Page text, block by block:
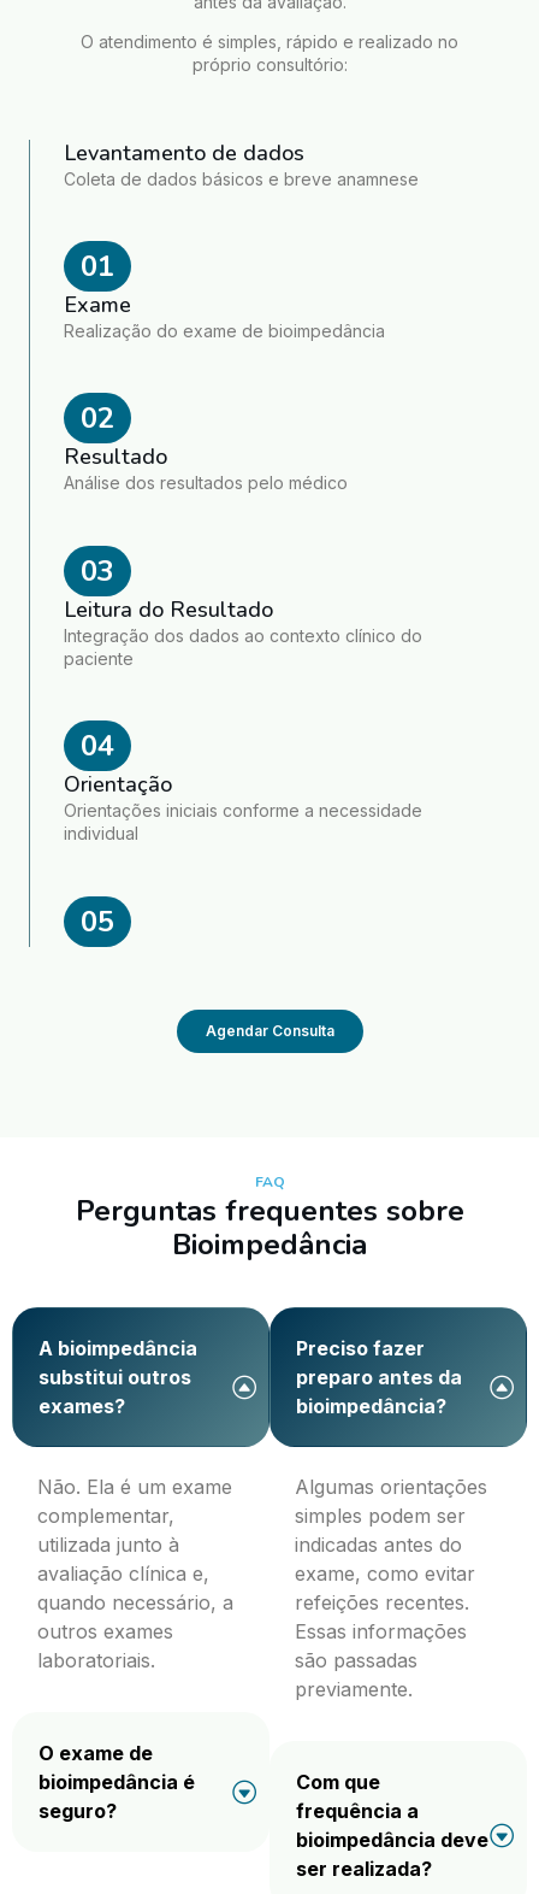
O atendimento é simples, rápido e realizado no
próprio consultório:
Levantamento de dados
Coleta de dados básicos e breve anamnese
01
Exame
Realização do exame de bioimpedância
02
Resultado
Análise dos resultados pelo médico
03
Leitura do Resultado
Integração dos dados ao contexto clínico do
paciente
04
Orientação
Orientações iniciais conforme a necessidade
individual
05
Agendar Consulta
FAQ
Perguntas frequentes sobre
Bioimpedância
A bioimpedância
substitui outros
exames?
Não. Ela é um exame
complementar,
utilizada junto à
avaliação clínica e,
quando necessário, a
outros exames
laboratoriais.
O exame de
bioimpedância é
seguro?
Preciso fazer
preparo antes da
bioimpedância?
Algumas orientações
simples podem ser
indicadas antes do
exame, como evitar
refeições recentes.
Essas informações
são passadas
previamente.
Com que
frequência a
bioimpedância deve
ser realizada?